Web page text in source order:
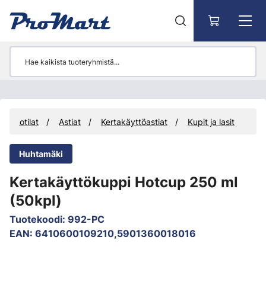
taukotilat Astiat Kertakäyttöastiat Kupit ja lasit
Huhtamäki
Kertakäyttökuppi Hotcup 250 ml
(50kpl)
Tuotekoodi: 992-PC
EAN: 6410600109210,5901360018016